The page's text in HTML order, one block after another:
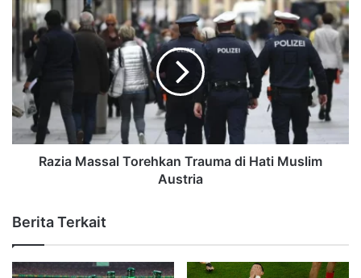
Razia Massal Torehkan Trauma di Hati Muslim
Austria
Berita Terkait